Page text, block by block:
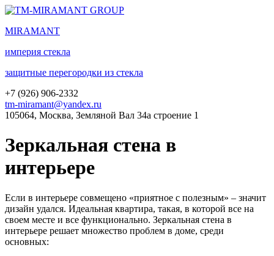
MIRAMANT
империя стекла
защитные перегородки из стекла
+7 (926) 906-2332
tm-miramant@yandex.ru
105064, Москва, Земляной Вал 34а строение 1
Зеркальная стена в
интерьере
Если в интерьере совмещено «приятное с полезным» – значит
дизайн удался. Идеальная квартира, такая, в которой все на
своем месте и все функционально. Зеркальная стена в
интерьере решает множество проблем в доме, среди
основных: